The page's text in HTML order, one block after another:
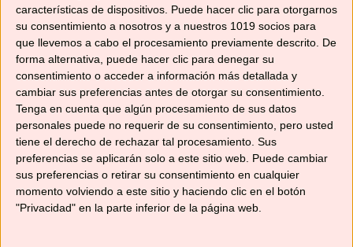
características de dispositivos. Puede hacer clic para otorgarnos
su consentimiento a nosotros y a nuestros 1019 socios para
que llevemos a cabo el procesamiento previamente descrito. De
forma alternativa, puede hacer clic para denegar su
consentimiento o acceder a información más detallada y
cambiar sus preferencias antes de otorgar su consentimiento.
Tenga en cuenta que algún procesamiento de sus datos
personales puede no requerir de su consentimiento, pero usted
tiene el derecho de rechazar tal procesamiento. Sus
preferencias se aplicarán solo a este sitio web. Puede cambiar
sus preferencias o retirar su consentimiento en cualquier
momento volviendo a este sitio y haciendo clic en el botón
"Privacidad" en la parte inferior de la página web.
YouTube